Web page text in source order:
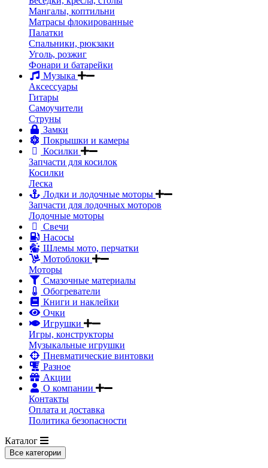
Мангалы, коптильни
Матрасы флокированные
Палатки
Спальники, рюкзаки
Уголь, розжиг
Фонари и батарейки
Музыка
Аксессуары
Гитары
Самоучители
Струны
Замки
Покрышки и камеры
Косилки
Запчасти для косилок
Косилки
Леска
Лодки и лодочные моторы
Запчасти для лодочных моторов
Лодочные моторы
Свечи
Насосы
Шлемы мото, перчатки
Мотоблоки
Моторы
Смазочные материалы
Обогреватели
Книги и наклейки
Очки
Игрушки
Игры, конструкторы
Музыкальные игрушки
Пневматические винтовки
Разное
Акции
О компании
Контакты
Оплата и доставка
Политика безопасности
Каталог
Все категории